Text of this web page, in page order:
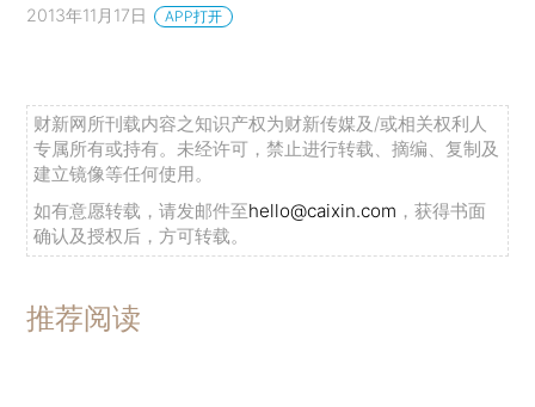
2013年11月17日 APP打开
财新网所刊载内容之知识产权为财新传媒及/或相关权利人
专属所有或持有。未经许可，禁止进行转载、摘编、复制及
建立镜像等任何使用。
如有意愿转载，请发邮件至hello@caixin.com ，获得书面
确认及授权后，方可转载。
推荐阅读